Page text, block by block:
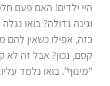
היי ילדים! האם פעם
וגינה גדולה? בואו
כזה, אפילו כשאין
קסם, נכון? אבל זה
"מינוף". בואו נלמד